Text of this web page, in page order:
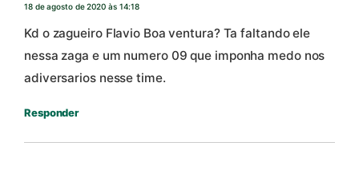
18 de agosto de 2020 às 14:18
Kd o zagueiro Flavio Boa ventura? Ta faltando ele
nessa zaga e um numero 09 que imponha medo nos
adiversarios nesse time.
Responder